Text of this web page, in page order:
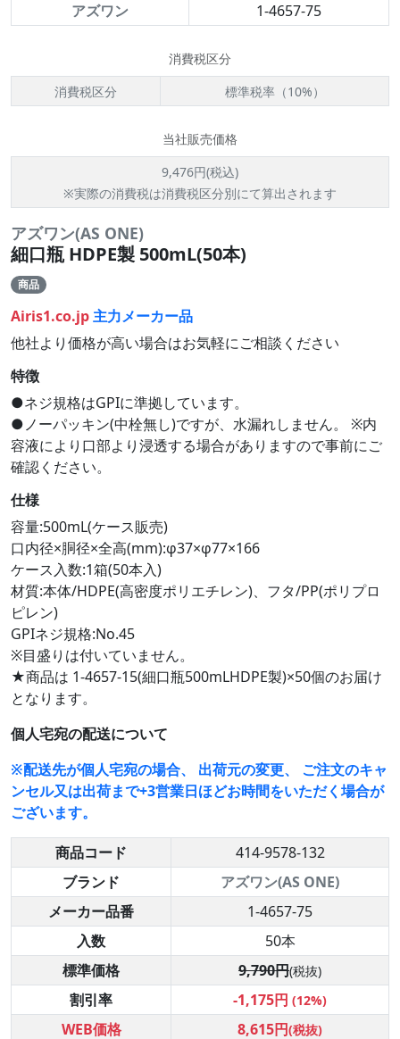
アズワン
1-4657-75
消費税区分
消費税区分
標準税率（10%）
当社販売価格
9,476円(税込)
※実際の消費税は消費税区分別にて算出されます
アズワン(AS ONE)
細口瓶 HDPE製 500mL(50本)
商品
Airis1.co.jp主力メーカー品
他社より価格が高い場合はお気軽にご相談ください
特徴
●ネジ規格はGPIに準拠しています。
●ノーパッキン(中栓無し)ですが、水漏れしません。 ※内
容液により口部より浸透する場合がありますので事前にご
確認ください。
仕様
容量:500mL(ケース販売)
口内径×胴径×全高(mm):φ37×φ77×166
ケース入数:1箱(50本入)
材質:本体/HDPE(高密度ポリエチレン)、フタ/PP(ポリプロ
ピレン)
GPIネジ規格:No.45
※目盛りは付いていません。
★商品は 1-4657-15(細口瓶500mLHDPE製)×50個のお届け
となります。
個人宅宛の配送について
※配送先が個人宅宛の場合、 出荷元の変更、 ご注文のキャ
ンセル又は出荷まで+3営業日ほどお時間をいただく場合が
ございます。
商品コード
414-9578-132
ブランド
アズワン(AS ONE)
メーカー品番
1-4657-75
入数
50本
標準価格
9,790円(税抜)
割引率 -1,175円 (12%)
WEB価格 8,615円(税抜)